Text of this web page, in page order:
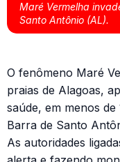
Maré Vermelha
Santo Antônio (AL).
O fenômeno Maré
praias de Alagoas,
saúde, em menos
Barra de Santo
As autoridades